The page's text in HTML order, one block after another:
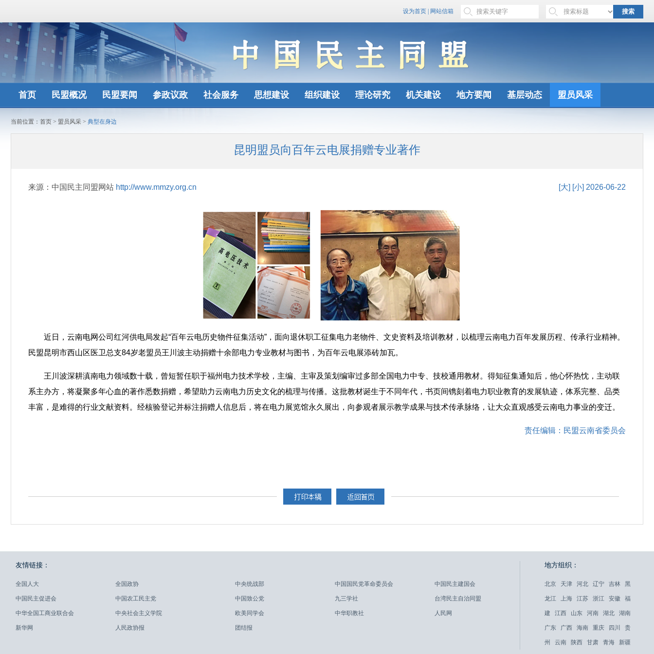
设为首页 网站信箱 搜索
首页 民盟概况 民盟要闻 参政议政 社会服务 思想建设 组织建设 理论研究 机关建设 地方要闻 基层动态 盟员风采
当前位置： 首页 > 盟员风采 > 典型在身边
昆明盟员向百年云电展捐赠专业著作
来源：中国民主同盟网站 http://www.mmzy.org.cn [大] [小] 2026-06-22
近日，云南电网公司红河供电局发起“百年云电历史物件征集活动”，面向退休职工征集电力老物件、文史资料及培训教材，以梳理云南电力百年发展历程、传承行业精神。
民盟昆明市西山区医卫总支84岁老盟员王川波主动捐赠十余部电力专业教材与图书，为百年云电展添砖加瓦。
王川波深耕滇南电力领域数十载，曾短暂任职于福州电力技术学校，主编、主审及策划编审过多部全国电力中专、技校通用教材。得知征集通知后，他心怀热忱，主动联
系主办方，将凝聚多年心血的著作悉数捐赠，希望助力云南电力历史文化的梳理与传播。这批教材诞生于不同年代，书页间镌刻着电力职业教育的发展轨迹，体系完整、品类
丰富，是难得的行业文献资料。经核验登记并标注捐赠人信息后，将在电力展览馆永久展出，向参观者展示教学成果与技术传承脉络，让大众直观感受云南电力事业的变迁。
责任编辑：民盟云南省委员会
友情链接：
全国人大
中国民主促进会
中华全国工商业联合会
新华网
全国政协
中国农工民主党
中央社会主义学院
人民政协报
中央统战部
中国致公党
欧美同学会
团结报
中国国民党革命委员会
九三学社
中华职教社
中国民主建国会
台湾民主自治同盟
人民网
地方组织：
北京 天津 河北 辽宁 吉林 黑
龙江 上海 江苏 浙江 安徽 福
建 江西 山东 河南 湖北 湖南
广东 广西 海南 重庆 四川 贵
州 云南 陕西 甘肃 青海 新疆